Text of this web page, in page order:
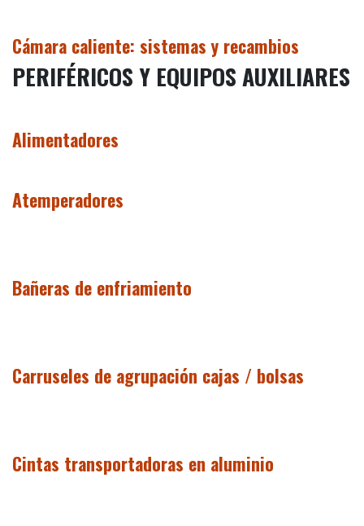
Cámara caliente: sistemas y recambios
PERIFÉRICOS Y EQUIPOS AUXILIARES
Alimentadores
Atemperadores
​Bañeras de enfriamiento
Carruseles de agrupación cajas / bolsas
Cintas transportadoras en aluminio